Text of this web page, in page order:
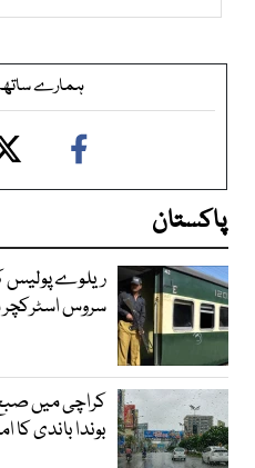
ہمارے
پاکستان
ریلوے پولیس
سروس
کراچی میں
بوندا باندی کا